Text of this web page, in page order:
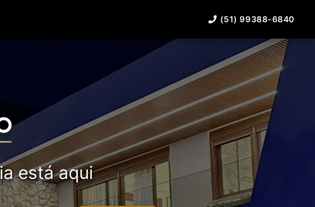
(51) 99388-6840
está aqui